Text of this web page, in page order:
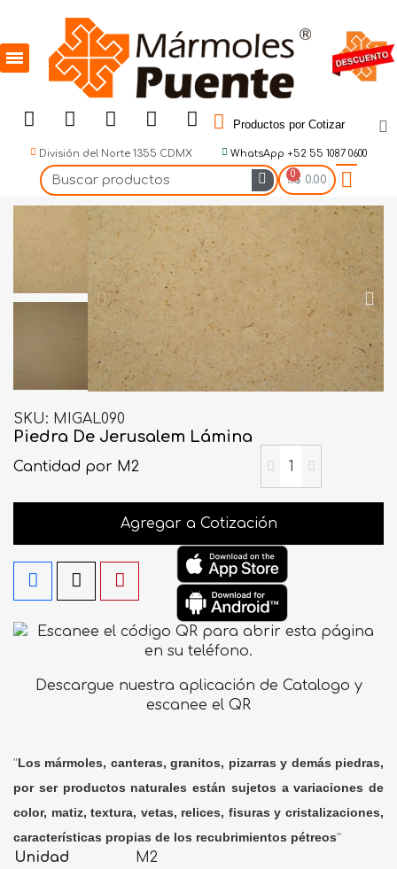
Productos por Cotizar
División del Norte 1355 CDMX WhatsApp +52 55 1087 0600
$ 0.00
SKU MIGAL090
Piedra De Jerusalem Lámina
Cantidad por M2
Agregar a Cotización
Descargue nuestra aplicación de Catalogo y
escanee el QR
"Los mármoles, canteras, granitos, pizarras y demás piedras,
por ser productos naturales están sujetos a variaciones de
color, matiz, textura, vetas, relices, fisuras y cristalizaciones,
características propias de los recubrimientos pétreos"
Unidad
M2